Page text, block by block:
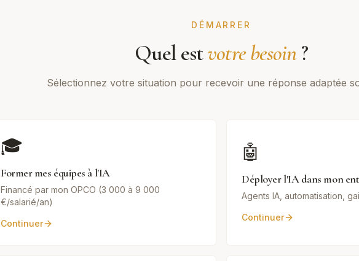
DÉMARRER
Quel estvotre besoin?
Sélectionnez votre situation pour recevoir une réponse adaptée
🎓
Former mes équipes à l'IA
Financé par mon OPCO (3 000 à 9 000
€/salarié/an)
Continuer
🤖
Déployer l'IA dans mon
Agents IA, automatisation,
Continuer